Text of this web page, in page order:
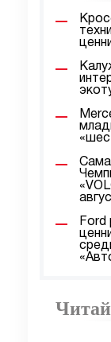
Ford